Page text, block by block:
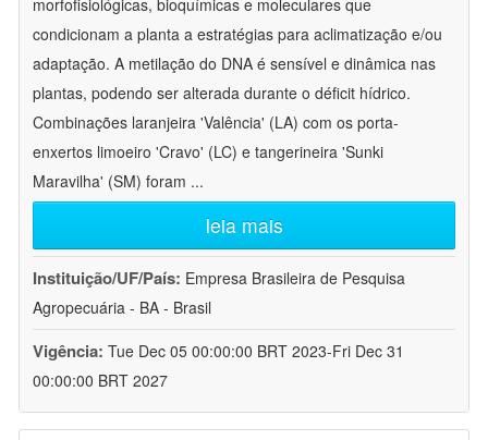
morfofisiológicas, bioquímicas e moleculares que
condicionam a planta a estratégias para aclimatização e/ou
adaptação. A metilação do DNA é sensível e dinâmica nas
plantas, podendo ser alterada durante o déficit hídrico.
Combinações laranjeira 'Valência' (LA) com os porta-
enxertos limoeiro 'Cravo' (LC) e tangerineira 'Sunki
Maravilha' (SM) foram ...
leia mais
Instituição/UF/País: Empresa Brasileira de Pesquisa
Agropecuária - BA - Brasil
Vigência: Tue Dec 05 00:00:00 BRT 2023-Fri Dec 31
00:00:00 BRT 2027